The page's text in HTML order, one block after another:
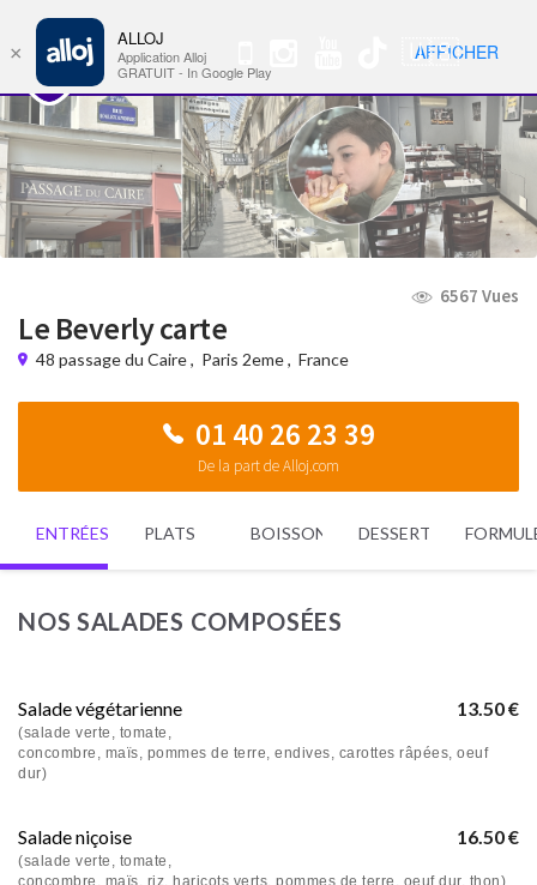
🇺🇸 Nav
6567 Vues
Le Beverly carte
48 passage du Caire, Paris 2eme, France
01 40 26 23 39
De la part de Alloj.com
ENTRÉES PLATS BOISSONS DESSERTS
NOS SALADES COMPOSÉES
13.50 €
Salade végétarienne
(salade verte, tomate,
concombre, maïs, pommes de terre, endives, carottes râpées, oeuf
dur)
16.50 €
Salade niçoise
(salade verte, tomate,
concombre, maïs, riz, haricots verts, pommes de terre, oeuf dur, thon)
×
ALLOJ
Application Alloj
GRATUIT - In Google Play
AFFICHER